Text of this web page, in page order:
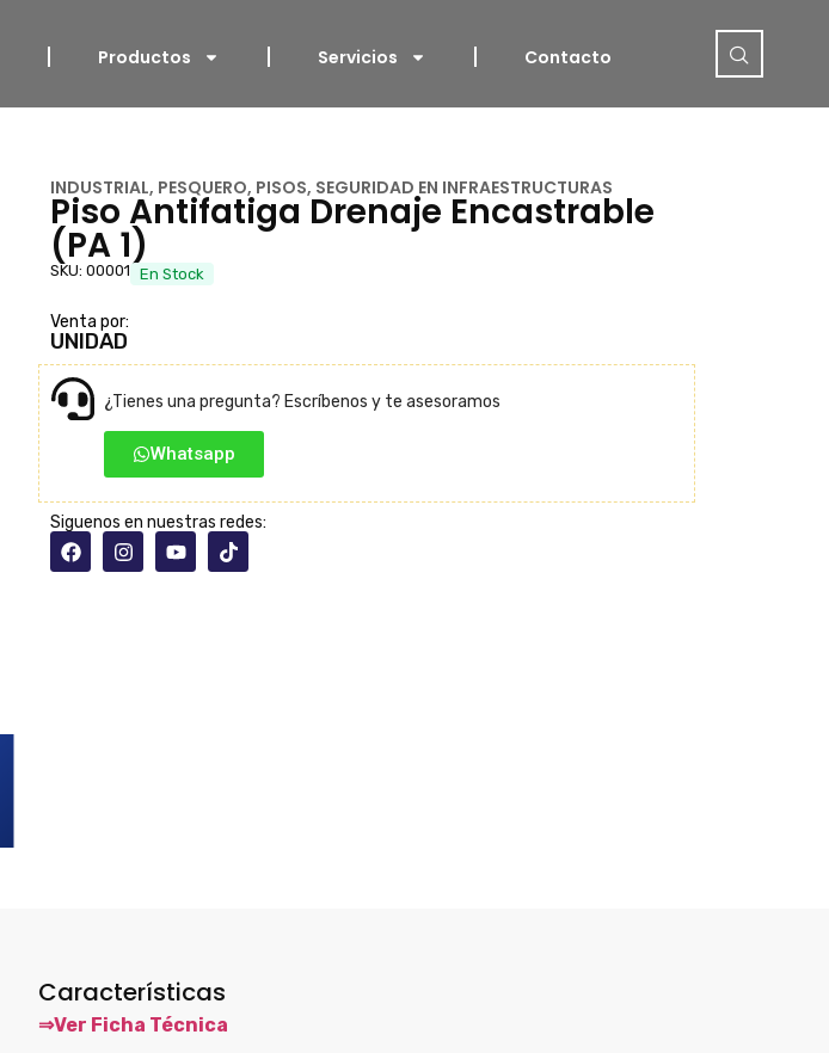
Productos Servicios Contacto
INDUSTRIAL, PESQUERO, PISOS, SEGURIDAD EN INFRAESTRUCTURAS
Piso Antifatiga Drenaje Encastrable
(PA 1)
SKU: 00001 En Stock
Venta por:
UNIDAD
¿Tienes una pregunta? Escríbenos y te asesoramos
Whatsapp
Siguenos en nuestras redes:
Características
⇒Ver Ficha Técnica